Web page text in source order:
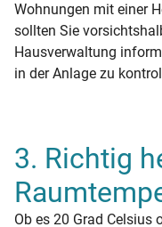
Wohnungen mit einer
sollten Sie
Hausverwaltung
in der Anlage zu
3. Richtig
Ob es 20 Grad Celsius